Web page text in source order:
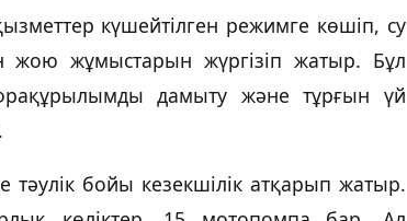
күшейтілген режимге көшіп, су
жұмыстарын жүргізіп жатыр. Бұл
дамыту және тұрғын үй
бойы кезекшілік атқарып жатыр.